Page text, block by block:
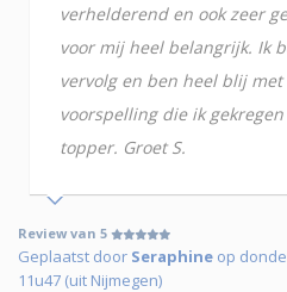
verhelderend en ook zeer
voor mij heel belangrijk. Ik
vervolg en ben heel blij
voorspelling die ik
topper. Groet S.
Review van 5
Geplaatst door Seraphine op
11u47 (uit Nijmegen)